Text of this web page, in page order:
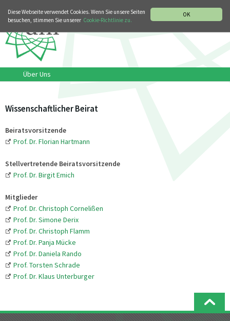
OK
Diese Webseite verwendet Cookies. Wenn Sie unsere Seiten
besuchen, stimmen Sie unserer Cookie-Richtlinie zu.
Über Uns
Wissenschaftlicher Beirat
Beiratsvorsitzende
Prof. Dr. Florian Hartmann
Stellvertretende Beiratsvorsitzende
Prof. Dr. Birgit Emich
Mitglieder
Prof. Dr. Christoph Cornelißen
Prof. Dr. Simone Derix
Prof. Dr. Christoph Flamm
Prof. Dr. Panja Mücke
Prof. Dr. Daniela Rando
Prof. Torsten Schrade
Prof. Dr. Klaus Unterburger